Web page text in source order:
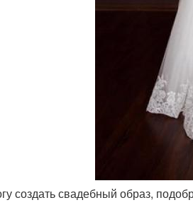
создать свадебный образ,